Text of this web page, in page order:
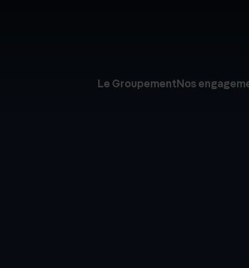
Le GroupementNos